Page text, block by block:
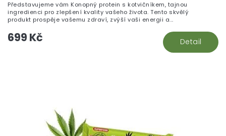
699 Kč Detail
Představujeme vám Konopný protein s kotvičníkem, tajnou
ingredienci pro zlepšení kvality vašeho života. Tento skvělý
produkt prospěje vašemu zdraví, zvýší vaši energii a...